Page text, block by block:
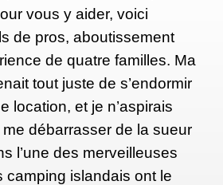
vous y aider, voici
de pros, aboutissement
de quatre familles. Ma
tout juste de s’endormir
location, et je n’aspirais
me débarrasser de la sueur
l’une des merveilleuses
camping islandais ont le